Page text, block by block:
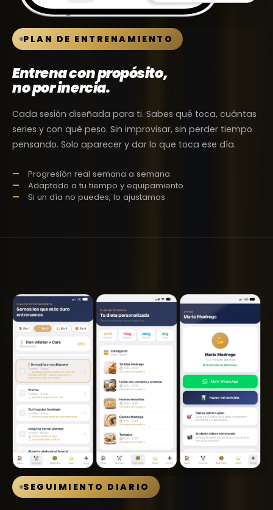
PLAN DE ENTRENAMIENTO
Entrena con propósito,
no por inercia.
Cada sesión diseñada para ti. Sabes qué toca, cuántas
series y con qué peso. Sin improvisar, sin perder tiempo
pensando. Solo aparecer y dar lo que toca ese día.
Progresión real semana a semana
Adaptado a tu tiempo y equipamiento
Si un día no puedes, lo ajustamos
SEGUIMIENTO DIARIO